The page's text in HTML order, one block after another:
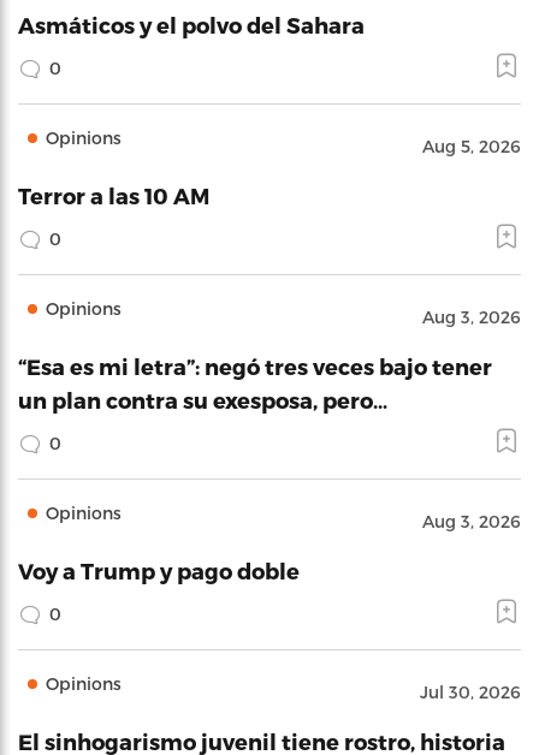
Asmáticos y el polvo del Sahara
0
Opinions Aug 5, 2026
Terror a las 10 AM
0
Opinions Aug 3, 2026
“Esa es mi letra”: negó tres veces bajo tener
un plan contra su exesposa, pero…
0
Opinions Aug 3, 2026
Voy a Trump y pago doble
0
Opinions Jul 30, 2026
El sinhogarismo juvenil tiene rostro, historia